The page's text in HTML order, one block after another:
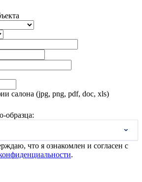
салона (jpg, png, pdf, doc, xls)
образца:
что я ознакомлен и согласен с
.